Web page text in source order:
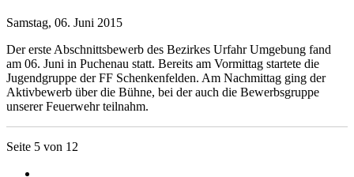
Samstag, 06. Juni 2015
Der erste Abschnittsbewerb des Bezirkes Urfahr Umgebung fand
am 06. Juni in Puchenau statt. Bereits am Vormittag startete die
Jugendgruppe der FF Schenkenfelden. Am Nachmittag ging der
Aktivbewerb über die Bühne, bei der auch die Bewerbsgruppe
unserer Feuerwehr teilnahm.
Seite 5 von 12